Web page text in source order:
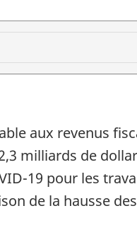
aux revenus
milliards de
19 pour les
de la hausse